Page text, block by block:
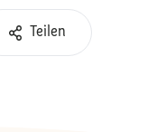
Teilen